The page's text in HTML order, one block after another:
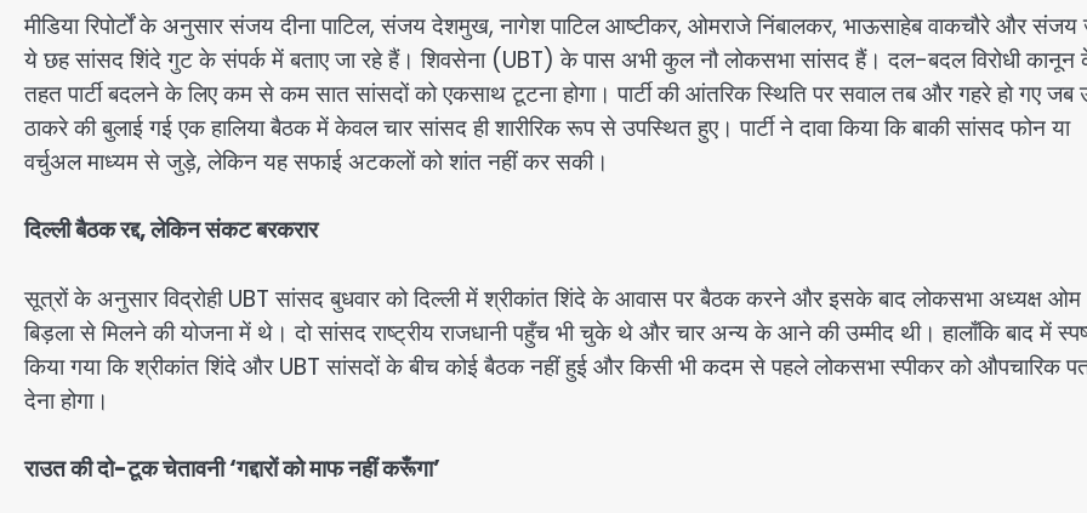
मीडिया रिपोर्टों के अनुसार संजय दीना पाटिल, संजय देशमुख, नागेश पाटिल आष्टीकर, ओमराजे निंबालकर, भाऊसाहेब वाकचौरे और संजय
ये छह सांसद शिंदे गुट के संपर्क में बताए जा रहे हैं। शिवसेना (UBT) के पास अभी कुल नौ लोकसभा सांसद हैं। दल-बदल विरोधी कानून
तहत पार्टी बदलने के लिए कम से कम सात सांसदों को एकसाथ टूटना होगा। पार्टी की आंतरिक स्थिति पर सवाल तब और गहरे हो गए जब
ठाकरे की बुलाई गई एक हालिया बैठक में केवल चार सांसद ही शारीरिक रूप से उपस्थित हुए। पार्टी ने दावा किया कि बाकी सांसद फोन या
वर्चुअल माध्यम से जुड़े, लेकिन यह सफाई अटकलों को शांत नहीं कर सकी।
दिल्ली बैठक रद्द, लेकिन संकट बरकरार
सूत्रों के अनुसार विद्रोही UBT सांसद बुधवार को दिल्ली में श्रीकांत शिंदे के आवास पर बैठक करने और इसके बाद लोकसभा अध्यक्ष ओम
बिड़ला से मिलने की योजना में थे। दो सांसद राष्ट्रीय राजधानी पहुँच भी चुके थे और चार अन्य के आने की उम्मीद थी। हालाँकि बाद में
किया गया कि श्रीकांत शिंदे और UBT सांसदों के बीच कोई बैठक नहीं हुई और किसी भी कदम से पहले लोकसभा स्पीकर को औपचारिक
देना होगा।
राउत की दो-टूक चेतावनी ‘गद्दारों को माफ नहीं करूँगा’